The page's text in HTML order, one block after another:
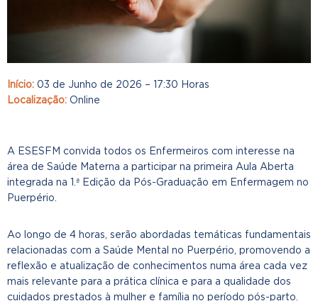
Início: 03 de Junho de 2026 – 17:30 Horas
Localização: Online
A ESESFM convida todos os Enfermeiros com interesse na
área de Saúde Materna a participar na primeira Aula Aberta
integrada na 1.ª Edição da Pós-Graduação em Enfermagem no
Puerpério.
Ao longo de 4 horas, serão abordadas temáticas fundamentais
relacionadas com a Saúde Mental no Puerpério, promovendo a
reflexão e atualização de conhecimentos numa área cada vez
mais relevante para a prática clínica e para a qualidade dos
cuidados prestados à mulher e família no período pós-parto.